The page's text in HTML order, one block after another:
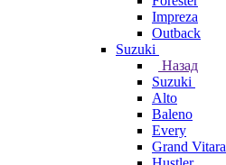
Impreza
Outback
Suzuki
Назад
Suzuki
Alto
Baleno
Every
Grand Vitara